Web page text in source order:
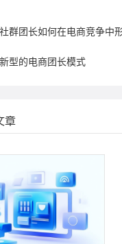
社群团长如何在电商竞争中
新型的电商团长模式
章